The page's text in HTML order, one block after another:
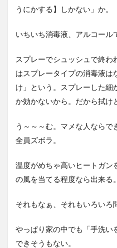
うにかする】しかない」か。
いちいち消毒液、アルコール
スプレーでシュッシュで終わ
はスプレータイプの消毒液は
け」という。スプレーした細
か効かないから。だから拭け
う～～～む。マメな人ならで
全員ズボラ。
温度がめちゃ高いヒートガン
の風を当てる程度なら出来る。
それもなぁ、それもいろいろ
やっぱり家の中でも「手洗い
できそうもない。